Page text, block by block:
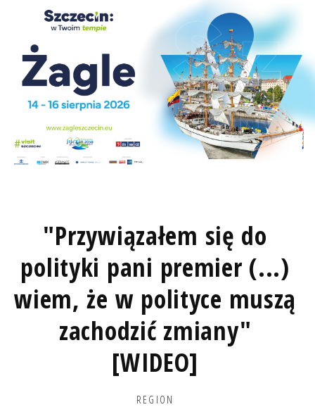
"Przywiązałem się do
polityki pani premier (...)
wiem, że w polityce muszą
zachodzić zmiany"
[WIDEO]
REGION